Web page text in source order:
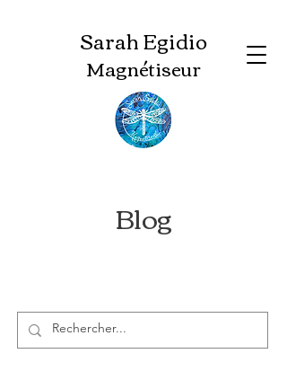
Sarah Egidio
Magnétiseur
Blog